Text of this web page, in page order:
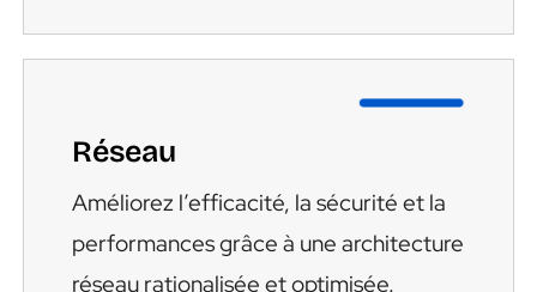
Réseau
Améliorez l’efficacité, la sécurité et la
performances grâce à une architecture
réseau rationalisée et optimisée.